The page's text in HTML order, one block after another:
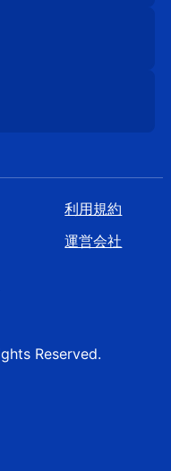
利⽤規約
運営会社
Reserved.